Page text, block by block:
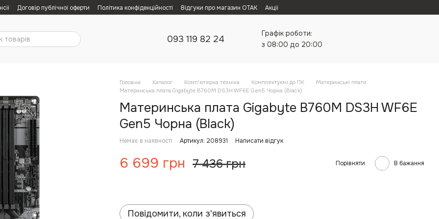
Договір публічної оферти Політика конфіденційності Відгуки про магазин ОТАК Акції
093 119 82 24
Графік роботи:
з 08:00 до 20:00
Головна Каталог Комп'ютерна техніка Комплектуючі до ПК
Материнські плати
Материнська плата Gigabyte B760M DS3H WF6E Gen5 Чорна (Black)
Материнська плата Gigabyte B760M DS3H WF6E
Gen5 Чорна (Black)
Немає в наявності Артикул: 208931 Написати відгук
6 699 грн 7 436 грн Порівняти В бажання
Повідомити, коли з'явиться